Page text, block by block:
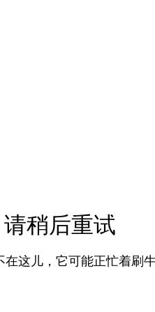
稍后重试
在这儿，它可能正忙着刷